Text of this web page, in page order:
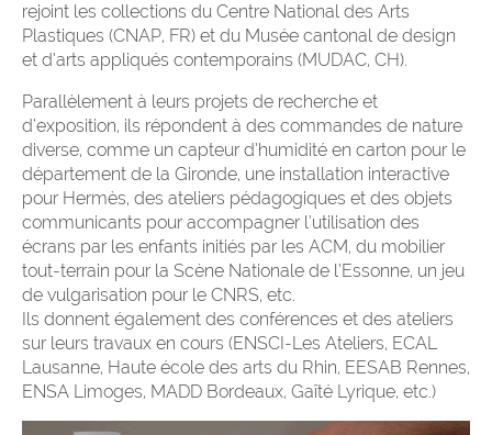
rejoint les collections du Centre National des Arts
Plastiques (CNAP, FR) et du Musée cantonal de design
et d’arts appliqués contemporains (MUDAC, CH).
Parallèlement à leurs projets de recherche et
d’exposition, ils répondent à des commandes de nature
diverse, comme un capteur d’humidité en carton pour le
département de la Gironde, une installation interactive
pour Hermès, des ateliers pédagogiques et des objets
communicants pour accompagner l’utilisation des
écrans par les enfants initiés par les ACM, du mobilier
tout-terrain pour la Scène Nationale de l’Essonne, un jeu
de vulgarisation pour le CNRS, etc.
Ils donnent également des conférences et des ateliers
sur leurs travaux en cours (ENSCI-Les Ateliers, ECAL
Lausanne, Haute école des arts du Rhin, EESAB Rennes,
ENSA Limoges, MADD Bordeaux, Gaîté Lyrique, etc.)